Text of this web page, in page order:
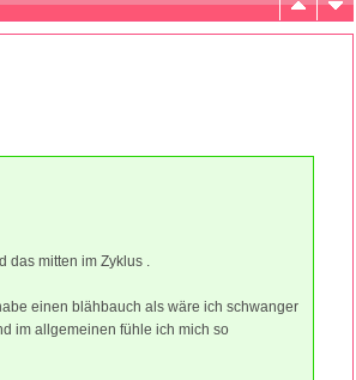
das mitten im Zyklus .
einen blähbauch als wäre ich schwanger
im allgemeinen fühle ich mich so